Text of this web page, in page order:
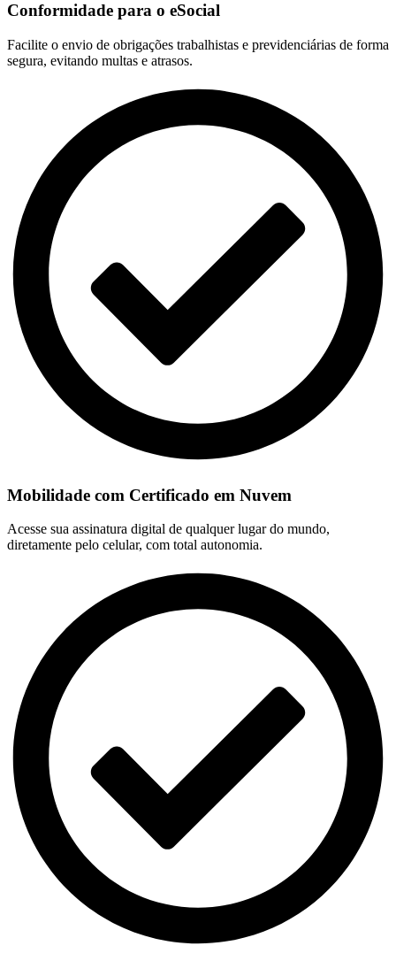
Conformidade para o eSocial
Facilite o envio de obrigações trabalhistas e previdenciárias de forma
segura, evitando multas e atrasos.
Mobilidade com Certificado em Nuvem
Acesse sua assinatura digital de qualquer lugar do mundo,
diretamente pelo celular, com total autonomia.